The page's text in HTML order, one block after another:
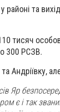
та
тисяч
300 РСЗВ.
Андріївку,
Яр
є і так